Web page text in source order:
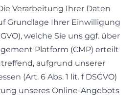
Verarbeitung Ihrer Daten
Grundlage Ihrer Einwilligung
welche Sie uns ggf. über
Platform (CMP) erteilt
aufgrund unserer
(Art. 6 Abs. 1 lit. f DSGVO)
unseres Online-Angebots